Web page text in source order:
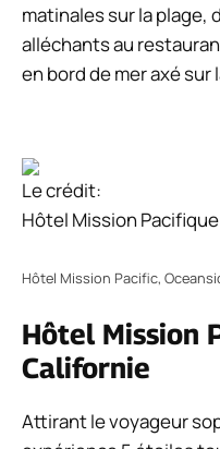
matinales sur la plage,
alléchants au
en bord de mer axé sur
Le crédit:
Hôtel Mission Pacifique
Hôtel Mission Pacific,
Hôtel Mission
Californie
Attirant le voyageur